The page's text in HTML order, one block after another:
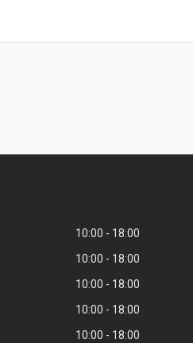
10:00
18:00
10:00
18:00
10:00
18:00
10:00
18:00
10:00
18:00